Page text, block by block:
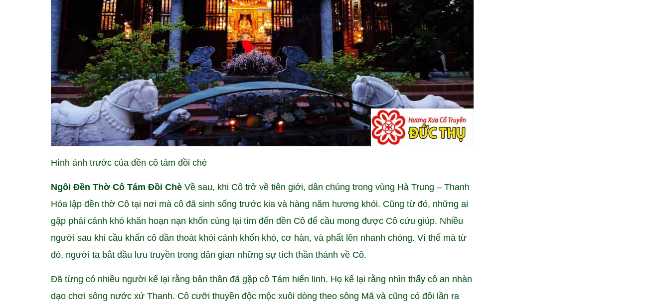
Hình ảnh trước của đền cô tám đồi chè
Ngôi Đền Thờ Cô Tám Đồi Chè Về sau, khi Cô trở về tiên giới, dân chúng trong vùng Hà Trung – Thanh
Hóa lập đền thờ Cô tại nơi mà cô đã sinh sống trước kia và hàng năm hương khói. Cũng từ đó, những ai
gặp phải cảnh khó khăn hoạn nạn khốn cùng lại tìm đến đền Cô để cầu mong được Cô cứu giúp. Nhiều
người sau khi cầu khấn cô dần thoát khỏi cảnh khốn khó, cơ hàn, và phất lên nhanh chóng. Vì thế mà từ
đó, người ta bắt đầu lưu truyền trong dân gian những sự tích thần thánh về Cô.
Đã từng có nhiều người kể lại rằng bản thân đã gặp cô Tám hiển linh. Họ kể lại rằng nhìn thấy cô an nhàn
dạo chơi sông nước xứ Thanh. Cô cưỡi thuyền độc mộc xuôi dòng theo sông Mã và cũng có đôi lần ra